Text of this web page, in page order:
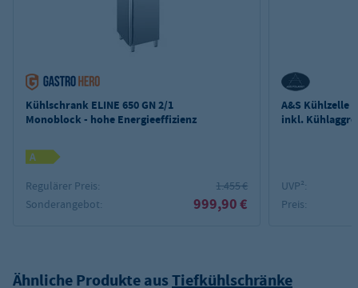
Kühlschrank ELINE 650 GN 2/1
Monoblock - hohe Energieeffizienz
Regulärer Preis:
1.455 €
Sonderangebot:
999,90 €
A&S Kühlzelle
inkl.
UVP²:
Preis:
Ähnliche Produkte ausTiefkühlschränke